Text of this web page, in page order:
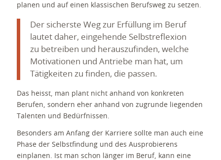
planen und auf einen klassischen Berufsweg zu setzen.
Der sicherste Weg zur Erfüllung im Beruf
lautet daher, eingehende Selbstreflexion
zu betreiben und herauszufinden, welche
Motivationen und Antriebe man hat, um
Tätigkeiten zu finden, die passen.
Das heisst, man plant nicht anhand von konkreten
Berufen, sondern eher anhand von zugrunde liegenden
Talenten und Bedürfnissen.
Besonders am Anfang der Karriere sollte man auch eine
Phase der Selbstfindung und des Ausprobierens
einplanen. Ist man schon länger im Beruf, kann eine